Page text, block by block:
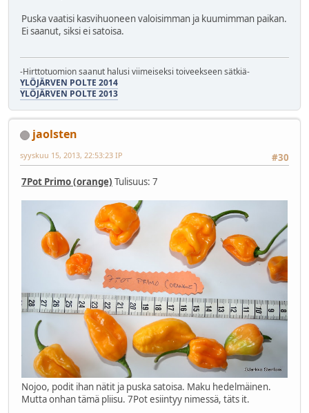
Puska vaatisi kasvihuoneen valoisimman ja kuumimman paikan.
Ei saanut, siksi ei satoisa.
-Hirttotuomion saanut halusi viimeiseksi toiveekseen sätkiä-
YLÖJÄRVEN POLTE 2014
YLÖJÄRVEN POLTE 2013
jaolsten
#30
syyskuu 15, 2013, 22:53:23 IP
7Pot Primo (orange) Tulisuus: 7
Nojoo, podit ihan nätit ja puska satoisa. Maku hedelmäinen.
Mutta onhan tämä pliisu. 7Pot esiintyy nimessä, täts it.